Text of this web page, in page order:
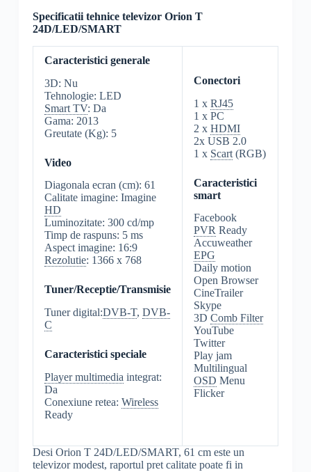
Specificatii tehnice televizor Orion T
24D/LED/SMART
Caracteristici generale
3D: Nu
Tehnologie: LED
Smart TV: Da
Gama: 2013
Greutate (Kg): 5
Video
Diagonala ecran (cm): 61
Calitate imagine: Imagine
HD
Luminozitate: 300 cd/mp
Timp de raspuns: 5 ms
Aspect imagine: 16:9
Rezolutie: 1366 x 768
Tuner/Receptie/Transmisie
Tuner digital:DVB-T, DVB-
C
Caracteristici speciale
Player multimedia integrat:
Da
Conexiune retea: Wireless
Ready
Conectori
1 x RJ45
1 x PC
2 x HDMI
2x USB 2.0
1 x Scart(RGB)
Caracteristici
smart
Facebook
PVRReady
Accuweather
EPG
Daily motion
Open Browser
CineTrailer
Skype
3D Comb Filter
YouTube
Twitter
Play jam
Multilingual
OSD Menu
Flicker
Desi Orion T 24D/LED/SMART, 61 cm este un
televizor modest, raportul pret calitate poate fi in